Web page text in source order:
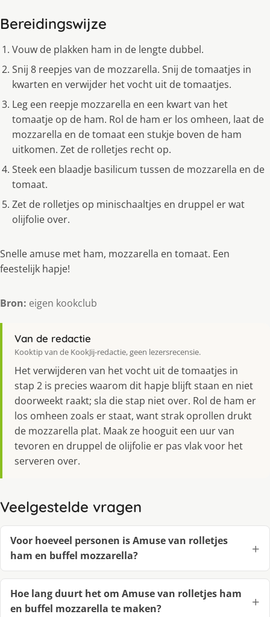
Bereidingswijze
Vouw de plakken ham in de lengte dubbel.
Snij 8 reepjes van de mozzarella. Snij de tomaatjes in
kwarten en verwijder het vocht uit de tomaatjes.
Leg een reepje mozzarella en een kwart van het
tomaatje op de ham. Rol de ham er los omheen, laat de
mozzarella en de tomaat een stukje boven de ham
uitkomen. Zet de rolletjes recht op.
Steek een blaadje basilicum tussen de mozzarella en de
tomaat.
Zet de rolletjes op minischaaltjes en druppel er wat
olijfolie over.
Snelle amuse met ham, mozzarella en tomaat. Een
feestelijk hapje!
Bron: eigen kookclub
Van de redactie
Kooktip van de KookJij-redactie, geen lezersrecensie.
Het verwijderen van het vocht uit de tomaatjes in
stap 2 is precies waarom dit hapje blijft staan en niet
doorweekt raakt; sla die stap niet over. Rol de ham er
los omheen zoals er staat, want strak oprollen drukt
de mozzarella plat. Maak ze hooguit een uur van
tevoren en druppel de olijfolie er pas vlak voor het
serveren over.
Veelgestelde vragen
Voor hoeveel personen is Amuse van rolletjes
ham en buffel mozzarella?
Hoe lang duurt het om Amuse van rolletjes ham
en buffel mozzarella te maken?